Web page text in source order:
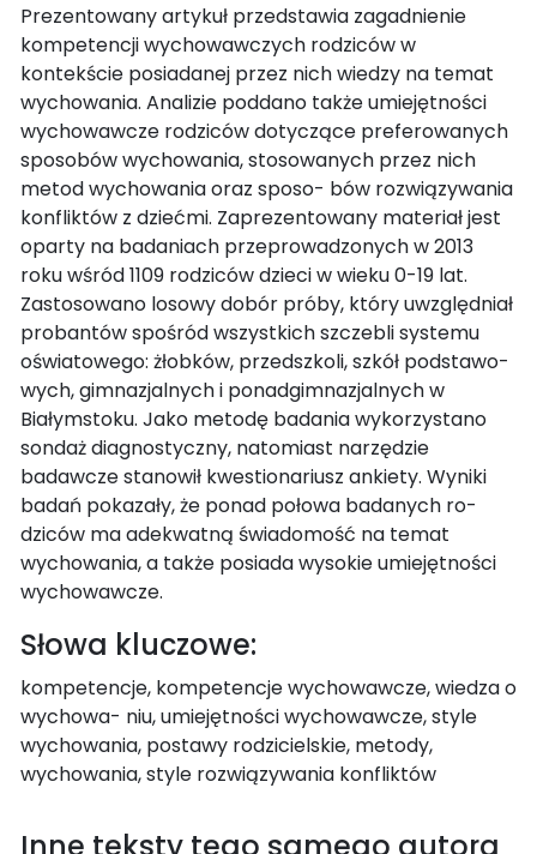
Prezentowany artykuł przedstawia zagadnienie
kompetencji wychowawczych rodziców w
kontekście posiadanej przez nich wiedzy na temat
wychowania. Analizie poddano także umiejętności
wychowawcze rodziców dotyczące preferowanych
sposobów wychowania, stosowanych przez nich
metod wychowania oraz sposo- bów rozwiązywania
konfliktów z dziećmi. Zaprezentowany materiał jest
oparty na badaniach przeprowadzonych w 2013
roku wśród 1109 rodziców dzieci w wieku 0-19 lat.
Zastosowano losowy dobór próby, który uwzględniał
probantów spośród wszystkich szczebli systemu
oświatowego: żłobków, przedszkoli, szkół podstawo-
wych, gimnazjalnych i ponadgimnazjalnych w
Białymstoku. Jako metodę badania wykorzystano
sondaż diagnostyczny, natomiast narzędzie
badawcze stanowił kwestionariusz ankiety. Wyniki
badań pokazały, że ponad połowa badanych ro-
dziców ma adekwatną świadomość na temat
wychowania, a także posiada wysokie umiejętności
wychowawcze.
Słowa kluczowe:
kompetencje, kompetencje wychowawcze, wiedza o
wychowa- niu, umiejętności wychowawcze, style
wychowania, postawy rodzicielskie, metody,
wychowania, style rozwiązywania konfliktów